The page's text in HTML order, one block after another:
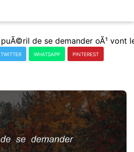
TWITTER WHATSAPP PINTEREST